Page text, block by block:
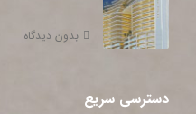
بدون دیدگاه
دسترسی سریع